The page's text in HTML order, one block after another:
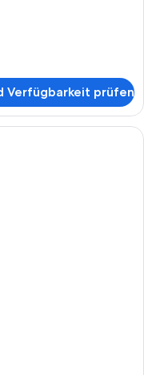
Verfügbarkeit prüfen